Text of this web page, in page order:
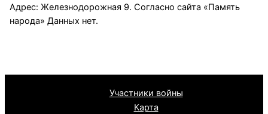
Адрес: Железнодорожная 9. Согласно сайта «Память
народа» Данных нет.
Участники войны
Карта